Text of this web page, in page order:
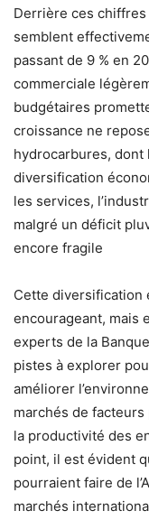
Derrière ces
semblent
passant de 9 % en
commerciale
budgétaires
croissance ne
hydrocarbures, dont
diversification
les services,
malgré un déficit
encore fragile
Cette diversification
encourageant, mais
experts de la
pistes à explorer
améliorer
marchés de
la productivité des
point, il est évident
pourraient faire de
marchés